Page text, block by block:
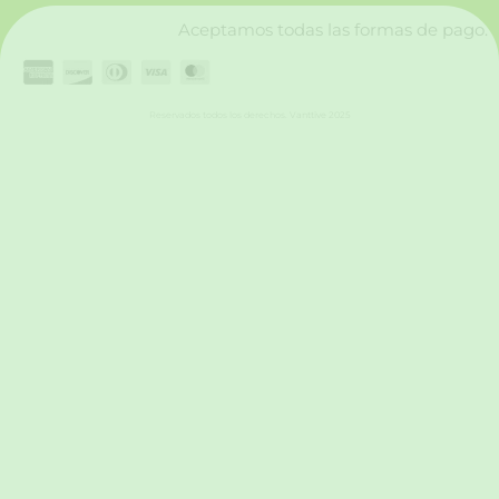
Aceptamos todas las formas de pago.